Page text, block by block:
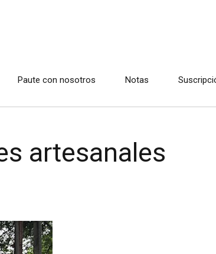
Paute con nosotros Notas
artesanales